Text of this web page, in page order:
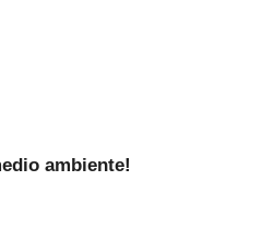
ambiente!